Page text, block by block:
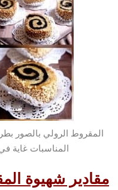
المقروط الرولي بالصور
المناسبات غاية
مقادير شهيوة